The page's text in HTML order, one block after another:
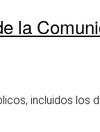
la
incluidos los